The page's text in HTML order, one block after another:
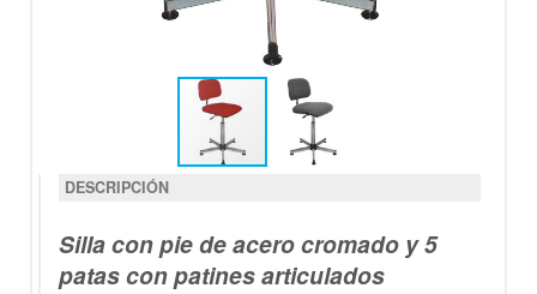
DESCRIPCIÓN
Silla con pie de acero cromado y 5
patas con patines articulados